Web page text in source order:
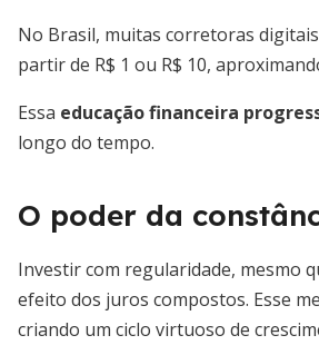
No Brasil, muitas corretoras
partir de R$ 1 ou R$ 10,
Essa educação financeira
longo do tempo.
O poder da
Investir com regularidade, mesmo
efeito dos juros compostos. Esse
criando um ciclo virtuoso de